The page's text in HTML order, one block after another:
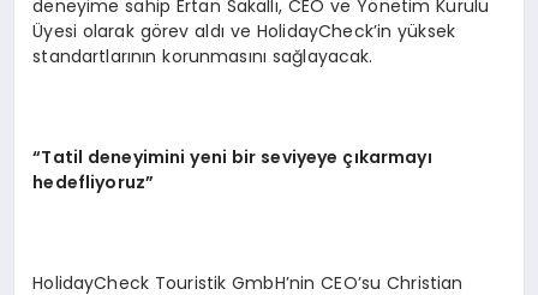
deneyime sahip Ertan Sakallı, CEO ve Yönetim Kurulu
Üyesi olarak görev aldı ve HolidayCheck’in yüksek
standartlarının korunmasını sağlayacak.
“Tatil deneyimini yeni bir seviyeye çıkarmayı
hedefliyoruz”
HolidayCheck Touristik GmbH’nin CEO’su Christian